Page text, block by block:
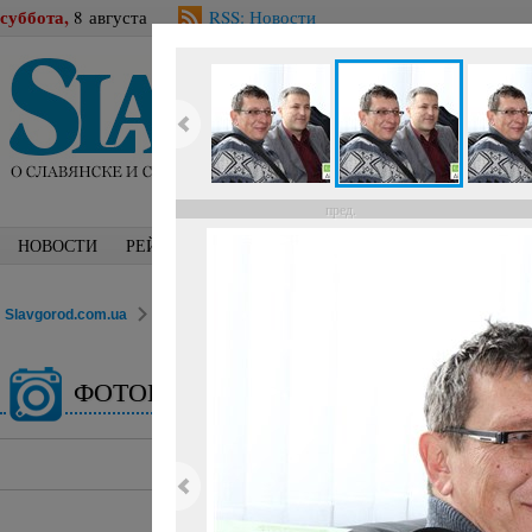
суббота, 8 августа RSS: Новости
НОВОСТИ РЕЙТИНГИ
Slavgorod.com.ua
ФОТОГАЛЕРЕЯ
пред.